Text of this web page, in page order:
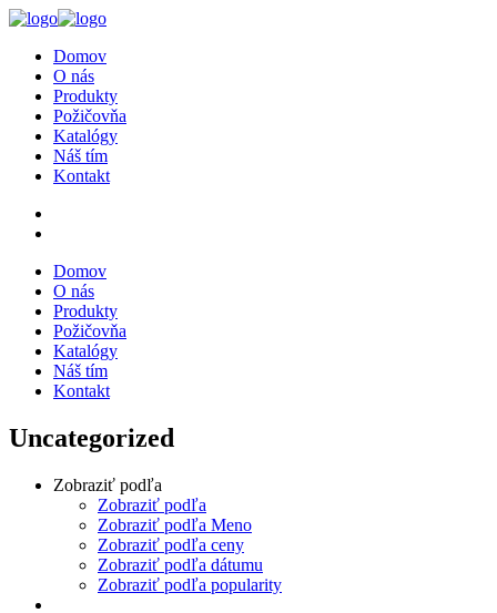
Domov
O nás
Produkty
Požičovňa
Katalógy
Náš tím
Kontakt
Domov
O nás
Produkty
Požičovňa
Katalógy
Náš tím
Kontakt
Uncategorized
Zobraziť podľa
Zobraziť podľa
Zobraziť podľa Meno
Zobraziť podľa ceny
Zobraziť podľa dátumu
Zobraziť podľa popularity